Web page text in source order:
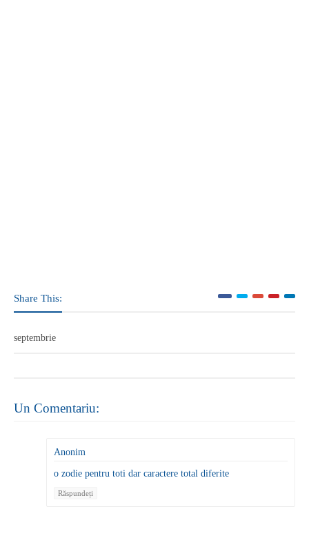
Share This:
septembrie
Un Comentariu:
Anonim
o zodie pentru toti dar caractere total diferite
Răspundeți